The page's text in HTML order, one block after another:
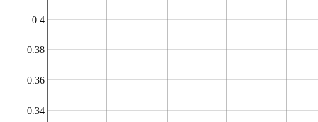
0.34
0.36
0.38
0.4